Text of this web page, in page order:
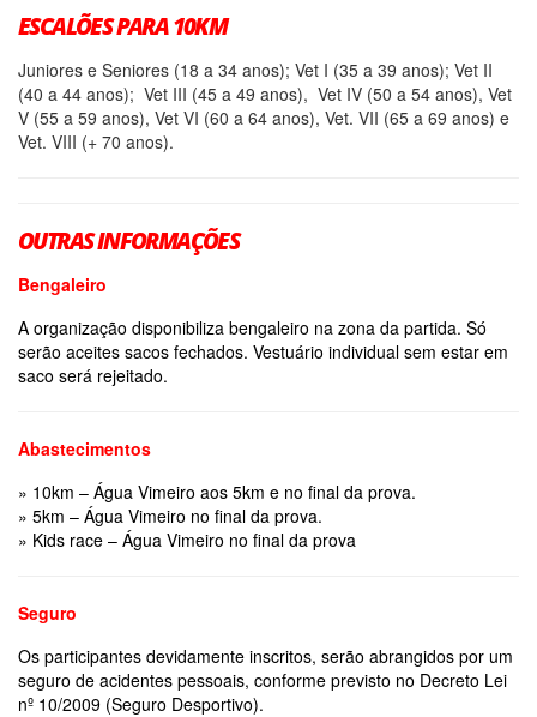
ESCALÕES PARA 10KM
Juniores e Seniores (18 a 34 anos); Vet I (35 a 39 anos); Vet II
(40 a 44 anos); Vet III (45 a 49 anos), Vet IV (50 a 54 anos), Vet
V (55 a 59 anos), Vet VI (60 a 64 anos), Vet. VII (65 a 69 anos) e
Vet. VIII (+ 70 anos).
OUTRAS INFORMAÇÕES
Bengaleiro
A organização disponibiliza bengaleiro na zona da partida. Só
serão aceites sacos fechados. Vestuário individual sem estar em
saco será rejeitado.
Abastecimentos
» 10km – Água Vimeiro aos 5km e no final da prova.
» 5km – Água Vimeiro no final da prova.
» Kids race – Água Vimeiro no final da prova
Seguro
Os participantes devidamente inscritos, serão abrangidos por um
seguro de acidentes pessoais, conforme previsto no Decreto Lei
nº 10/2009 (Seguro Desportivo).